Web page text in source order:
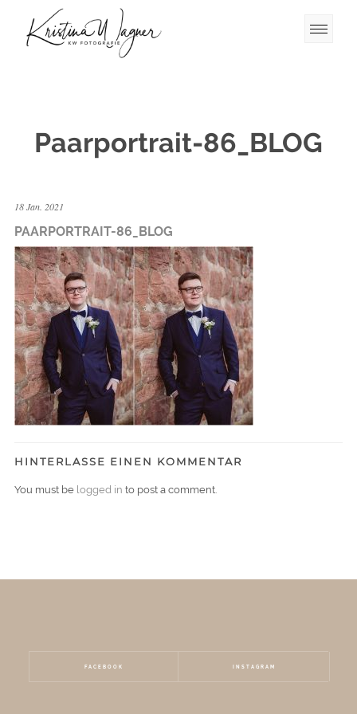
Paarportrait-86_BLOG
18 Jan. 2021
PAARPORTRAIT-86_BLOG
HINTERLASSE EINEN KOMMENTAR
You must be logged in to post a comment.
FACEBOOK INSTAGRAM